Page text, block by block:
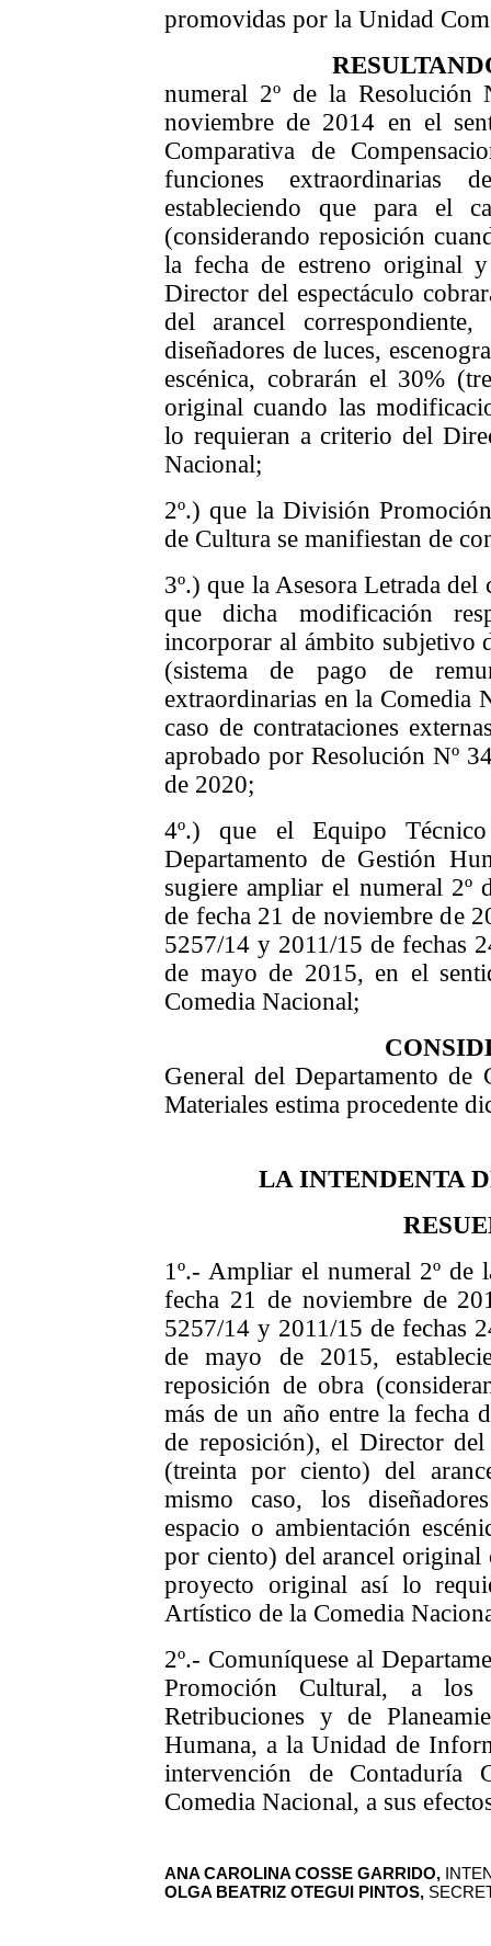
promovidas por la Unidad
numeral 2º de la Resolución
noviembre de 2014 en el
Comparativa de
funciones extraordinarias
estableciendo que para el
(considerando reposición
la fecha de estreno original
Director del espectáculo
del arancel
diseñadores de luces,
escénica, cobrarán el 30%
original cuando las
lo requieran a criterio del
Nacional;
2º.) que la División
de Cultura se manifiestan de
3º.) que la Asesora Letrada
que dicha modificación
incorporar al ámbito subjetivo
(sistema de pago de
extraordinarias en la Comedia
caso de contrataciones
aprobado por Resolución Nº
de 2020;
4º.) que el Equipo
Departamento de Gestión
sugiere ampliar el numeral 2º
de fecha 21 de noviembre de
5257/14 y 2011/15 de fechas
de mayo de 2015, en el
Comedia Nacional;
General del Departamento de
Materiales estima procedente
LA INTENDENTA
1º.- Ampliar el numeral 2º de
fecha 21 de noviembre de
5257/14 y 2011/15 de fechas
de mayo de 2015,
reposición de obra
más de un año entre la fecha
de reposición), el Director
(treinta por ciento) del
mismo caso, los
espacio o ambientación
por ciento) del arancel original
proyecto original así lo
Artístico de la Comedia
2º.- Comuníquese al
Promoción Cultural, a
Retribuciones y de
Humana, a la Unidad de
intervención de Contaduría
Comedia Nacional, a sus
ANA CAROLINA COSSE GARRIDO,
OLGA BEATRIZ OTEGUI PINTOS,